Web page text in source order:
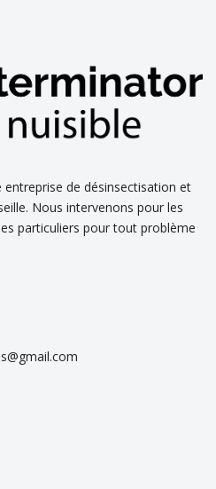
de désinsectisation et
Nous intervenons pour les
particuliers pour tout problème